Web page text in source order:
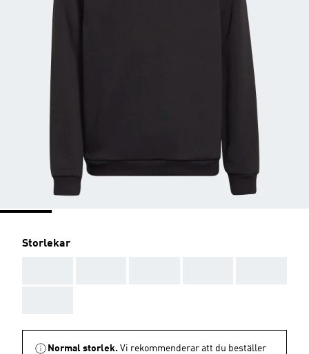
Storlekar
Normal storlek. Vi rekommenderar att du beställer